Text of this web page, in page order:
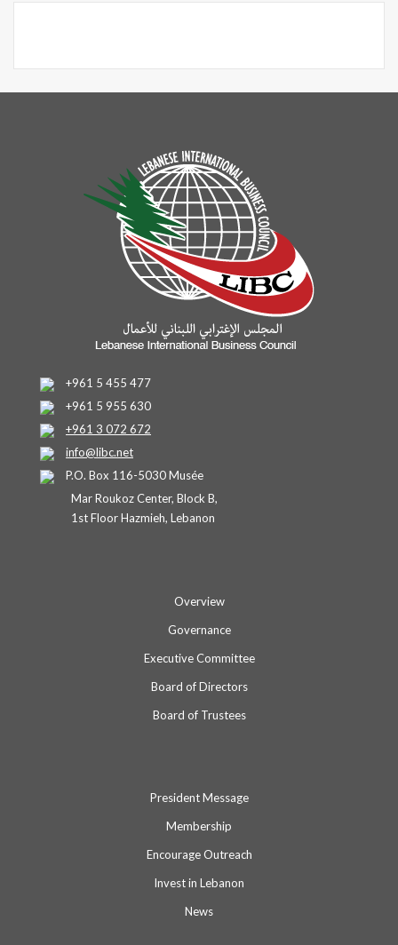
+961 5 455 477
+961 5 955 630
+961 3 072 672
info@libc.net
P.O. Box 116-5030 Musée
Mar Roukoz Center, Block B,
1st Floor Hazmieh, Lebanon
Overview
Governance
Executive Committee
Board of Directors
Board of Trustees
President Message
Membership
Encourage Outreach
Invest in Lebanon
News